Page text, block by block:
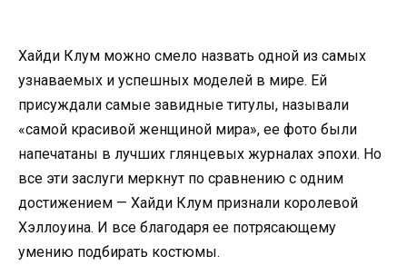
Хайди Клум можно смело назвать одной из самых
узнаваемых и успешных моделей в мире. Ей
присуждали самые завидные титулы, называли
«самой красивой женщиной мира», ее фото были
напечатаны в лучших глянцевых журналах эпохи. Но
все эти заслуги меркнут по сравнению с одним
достижением — Хайди Клум признали королевой
Хэллоуина. И все благодаря ее потрясающему
умению подбирать костюмы.